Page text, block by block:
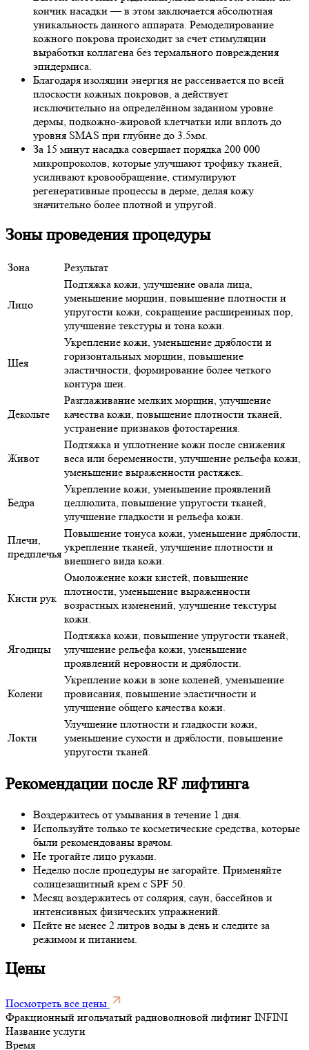
кончик насадки — в этом заключается абсолютная
уникальность данного аппарата. Ремоделирование
кожного покрова происходит за счет стимуляции
выработки коллагена без термального повреждения
эпидермиса.
Благодаря изоляции энергия не рассеивается по всей
плоскости кожных покровов, а действует
исключительно на определённом заданном уровне
дермы, подкожно-жировой клетчатки или вплоть до
уровня SMAS при глубине до 3.5мм.
За 15 минут насадка совершает порядка 200 000
микропроколов, которые улучшают трофику тканей,
усиливают кровообращение, стимулируют
регенеративные процессы в дерме, делая кожу
значительно более плотной и упругой.
Зоны проведения процедуры
Зона Результат
Лицо
Подтяжка кожи, улучшение овала лица,
уменьшение морщин, повышение плотности и
упругости кожи, сокращение расширенных пор,
улучшение текстуры и тона кожи.
Шея
Укрепление кожи, уменьшение дряблости и
горизонтальных морщин, повышение
эластичности, формирование более четкого
контура шеи.
Декольте
Разглаживание мелких морщин, улучшение
качества кожи, повышение плотности тканей,
устранение признаков фотостарения.
Живот
Подтяжка и уплотнение кожи после снижения
веса или беременности, улучшение рельефа кожи,
уменьшение выраженности растяжек.
Бедра
Укрепление кожи, уменьшение проявлений
целлюлита, повышение упругости тканей,
улучшение гладкости и рельефа кожи.
Плечи,
предплечья
Повышение тонуса кожи, уменьшение дряблости,
укрепление тканей, улучшение плотности и
внешнего вида кожи.
Кисти рук
Омоложение кожи кистей, повышение
плотности, уменьшение выраженности
возрастных изменений, улучшение текстуры
кожи.
Ягодицы
Подтяжка кожи, повышение упругости тканей,
улучшение рельефа кожи, уменьшение
проявлений неровности и дряблости.
Колени
Укрепление кожи в зоне коленей, уменьшение
провисания, повышение эластичности и
улучшение общего качества кожи.
Локти
Улучшение плотности и гладкости кожи,
уменьшение сухости и дряблости, повышение
упругости тканей.
Рекомендации после RF лифтинга
Воздержитесь от умывания в течение 1 дня.
Используйте только те косметические средства, которые
были рекомендованы врачом.
Не трогайте лицо руками.
Неделю после процедуры не загорайте. Применяйте
солнцезащитный крем с SPF 50.
Месяц воздержитесь от солярия, саун, бассейнов и
интенсивных физических упражнений.
Пейте не менее 2 литров воды в день и следите за
режимом и питанием.
Цены
Посмотреть все цены
Фракционный игольчатый радиоволновой лифтинг INFINI
Название услуги
Время